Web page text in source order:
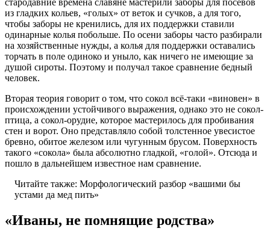
стародавние времена славяне мастерили заборы для посевов
из гладких кольев, «голых» от веток и сучков, а для того,
чтобы заборы не кренились, для их поддержки ставили
одинарные колья побольше. По осени заборы часто разбирали
на хозяйственные нужды, а колья для поддержки оставались
торчать в поле одиноко и уныло, как ничего не имеющие за
душой сироты. Поэтому и получал такое сравнение бедный
человек.
Вторая теория говорит о том, что сокол всё-таки «виновен» в
происхождении устойчивого выражения, однако это не сокол-
птица, а сокол-орудие, которое мастерилось для пробивания
стен и ворот. Оно представляло собой толстенное увесистое
бревно, обитое железом или чугунным брусом. Поверхность
такого «сокола» была абсолютно гладкой, «голой». Отсюда и
пошло в дальнейшем известное нам сравнение.
Читайте также: Морфологический разбор «вашими бы
устами да мед пить»
«Иваны, не помнящие родства»